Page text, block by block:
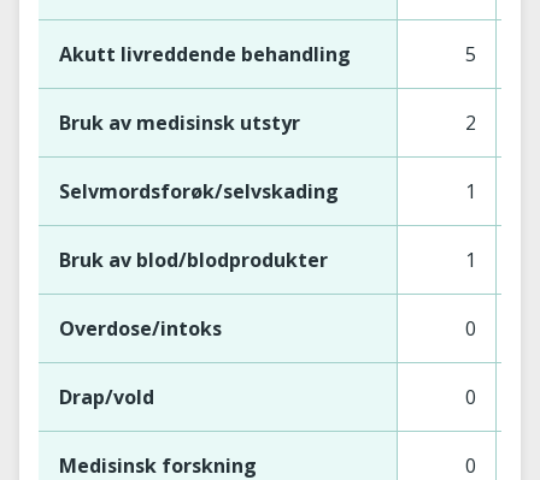
Akutt livreddende behandling 5
Bruk av medisinsk utstyr 2
Selvmordsforøk/selvskading 1
Bruk av blod/blodprodukter 1
Overdose/intoks 0
Drap/vold 0
Medisinsk forskning 0